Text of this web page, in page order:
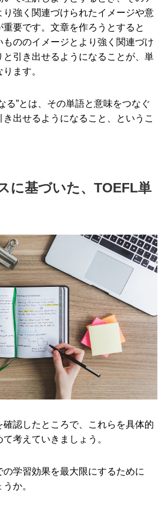
り強く関連づけられたイメージや意
要です。文章を作ろうとすると
もののイメージとより強く関連づけ
と引き出せるようになることが、単
ます。
る”とは、その単語と意味をつなぐ
出せるようになること、というこ
に基づいた、TOEFL単
認したところで、これらを具体的
考えていきましょう。
学習効果を最大限にするために
か。